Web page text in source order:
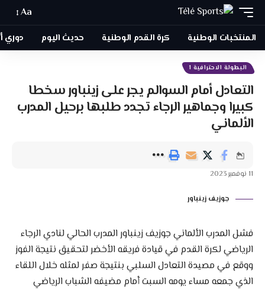
Aa
المنتخبات الوطنية كرة القدم الوطنية حديث اليوم دوري
البطولة الاحترافية 1
التعادل أمام السوالم يجر على زينباور سخطا
كبيرا وجماهير الرجاء تجدد طلبها برحيل المدرب
الألماني
جوزيف زينباور
فشل المدرب الألماني جوزيف زينباور المدرب الحالي لنادي الرجاء
الرياضي لكرة القدم في قيادة فريقه الأخضر لتحقيق نتيجة الفوز
ووقع في مصيدة التعادل السلبي بنتيجة صفر لمثله خلال اللقاء
الذي جمعه مساء يومه السبت أمام مضيفه الشباب الرياضي